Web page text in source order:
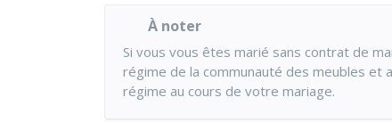
À noter
Si vous vous êtes marié sans contrat de
régime de la communauté des meubles et
régime au cours de votre mariage.